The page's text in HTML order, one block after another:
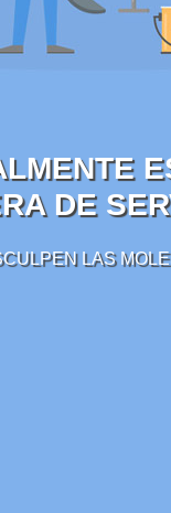
DE
LAS